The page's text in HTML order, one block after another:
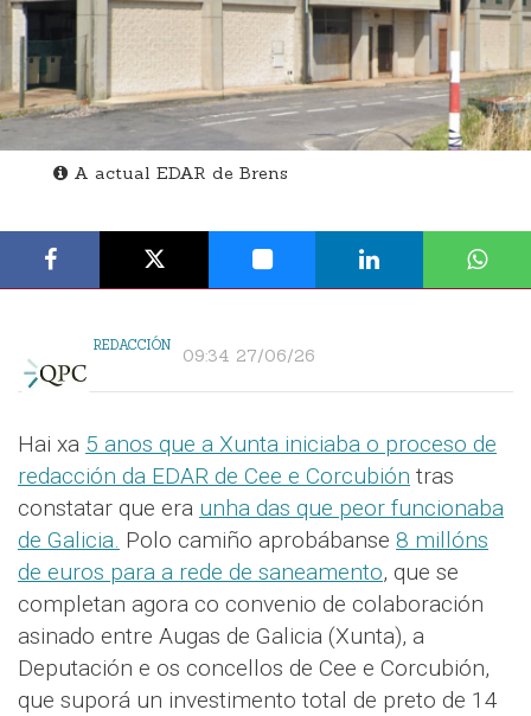
A actual EDAR de Brens
REDACCIÓN 09:34 27/06/26
Hai xa 5 anos que a Xunta iniciaba o proceso de
redacción da EDAR de Cee e Corcubión tras
constatar que era unha das que peor funcionaba
de Galicia. Polo camiño aprobábanse 8 millóns
de euros para a rede de saneamento, que se
completan agora co convenio de colaboración
asinado entre Augas de Galicia (Xunta), a
Deputación e os concellos de Cee e Corcubión,
que suporá un investimento total de preto de 14